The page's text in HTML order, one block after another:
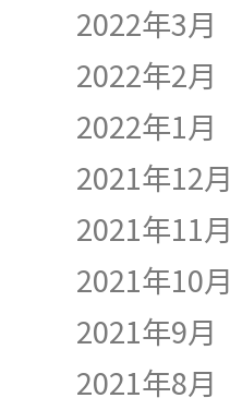
2022年3月
2022年2月
2022年1月
2021年12月
2021年11月
2021年10月
2021年9月
2021年8月